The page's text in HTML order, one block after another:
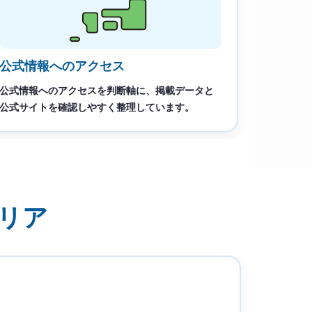
公式情報へのアクセス
公式情報へのアクセスを判断軸に、掲載データと
公式サイトを確認しやすく整理しています。
ア